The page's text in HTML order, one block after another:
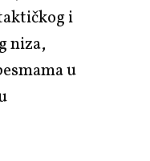
i
niza,
u